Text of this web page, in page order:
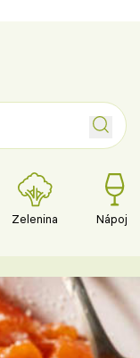
Zelenina Nápoje